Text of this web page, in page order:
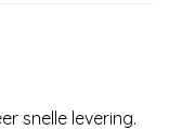
snelle levering.